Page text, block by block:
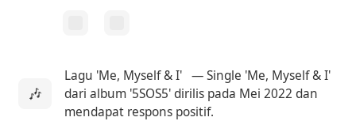
🎶
Lagu 'Me, Myself & I' — Single 'Me, Myself & I'
dari album '5SOS5' dirilis pada Mei 2022 dan
mendapat respons positif.